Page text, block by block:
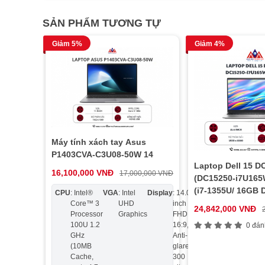
SẢN PHẨM TƯƠNG TỰ
Giảm 5%
Máy tính xách tay Asus
P1403CVA-C3U08-50W 14
16,100,000 VNĐ
17,000,000 VNĐ
CPU: Intel®
Core™ 3
Processor
100U 1.2
GHz
(10MB
Cache,
VGA: Intel
UHD
Graphics
Display: 14.0
inch
FHD
16:9,
Anti-
glare,
300
Ram:
8GB
Ổ
:
2280
Giảm 4%
Laptop Dell 15
(DC15250-
(i7-1355U/ 16GB
15.6″ FHD/
Office/ 1Y/ Bạc)
24,842,000 VNĐ
0